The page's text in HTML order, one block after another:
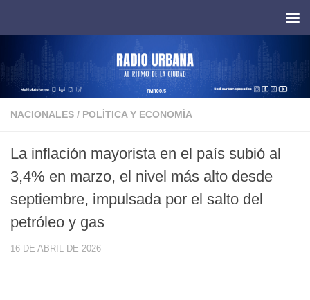
NACIONALES / POLÍTICA Y ECONOMÍA
La inflación mayorista en el país subió al
3,4% en marzo, el nivel más alto desde
septiembre, impulsada por el salto del
petróleo y gas
16 DE ABRIL DE 2026